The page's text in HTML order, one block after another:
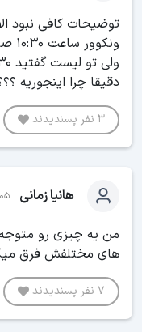
دقیقا چرا اینجوریه
3 نفر پسندیدند
هانیا زمانی
من یه چیزی رو
های مختلفش فرق
7 نفر پسندیدند